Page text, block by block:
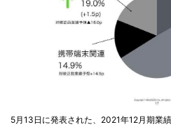
5月13日に発表された、2021年12月期業